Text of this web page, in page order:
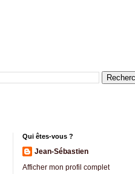
Qui êtes-vous ?
Jean-Sébastien
Afficher mon profil complet